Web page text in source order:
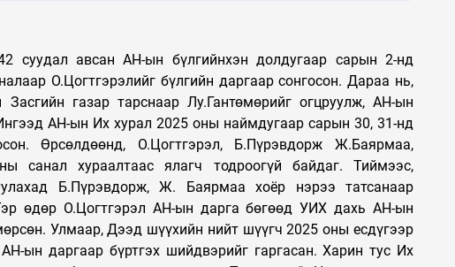
суудал авсан АН-ын бүлгийнхэн долдугаар сарын 2-нд
О.Цогтгэрэлийг бүлгийн даргаар сонгосон. Дараа нь,
газар тарснаар Лу.Гантөмөрийг огцруулж, АН-ын
АН-ын Их хурал 2025 оны наймдугаар сарын 30, 31-нд
Өрсөлдөөнд, О.Цогтгэрэл, Б.Пүрэвдорж Ж.Баярмаа,
санал хураалтаас ялагч тодроогүй байдаг. Тиймээс,
Б.Пүрэвдорж, Ж. Баярмаа хоёр нэрээ татсанаар
өдөр О.Цогтгэрэл АН-ын дарга бөгөөд УИХ дахь АН-ын
Улмаар, Дээд шүүхийн нийт шүүгч 2025 оны есдүгээр
ын даргаар бүртгэх шийдвэрийг гаргасан. Харин тус Их